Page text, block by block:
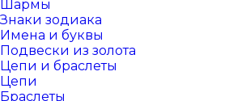
Шармы
Знаки зодиака
Имена и буквы
Подвески из золота
Цепи и браслеты
Цепи
Браслеты